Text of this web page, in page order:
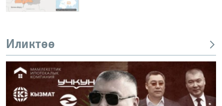
Иликтөө